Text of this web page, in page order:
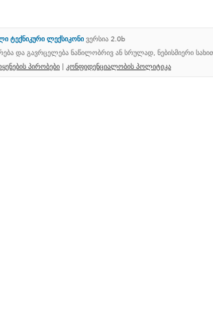
ტექნიკური ლექსიკონი ვერსია 2.0b
და გავრცელება ნაწილობრივ ან სრულად, ნებისმიერი
პირობები | კონფიდენციალობის პოლიტიკა